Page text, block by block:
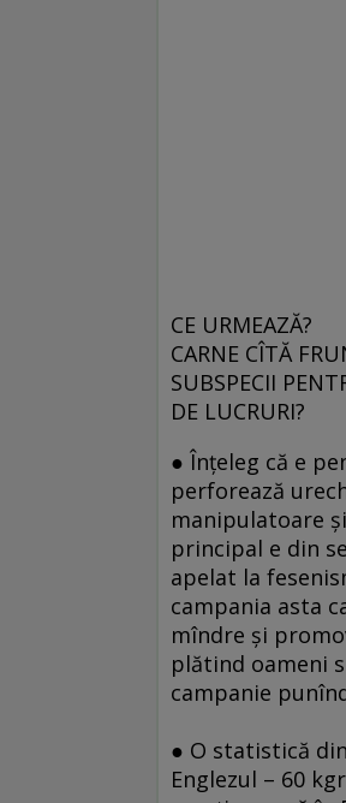
CE URMEAZĂ?
CARNE CÎTĂ
SUBSPECII
DE LUCRURI?
● Înţeleg că e
perforează
manipulatoare
principal e din
apelat la
campania asta
mîndre şi
plătind oameni
campanie
● O statistică
Englezul – 60